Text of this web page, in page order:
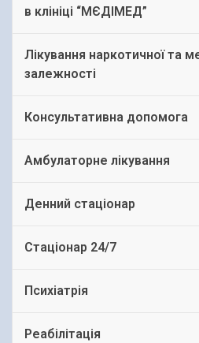
в клініці “МЄДІМЕД”
Лікування наркотичної та
залежності
Консультативна допомога
Амбулаторне лікування
Денний стаціонар
Стаціонар 24/7
Психіатрія
Реабілітація